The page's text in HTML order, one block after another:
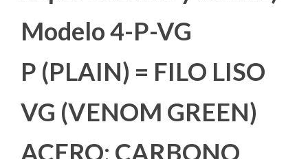
Cuchillos de
Supervivencia y Monte)
Modelo 4-P-VG
P (PLAIN) = FILO LISO